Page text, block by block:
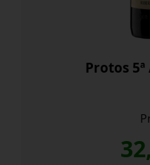
Protos